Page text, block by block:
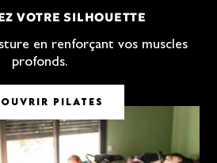
VOTRE SILHOUETTE
en renforçant vos muscles
profonds.
PILATES